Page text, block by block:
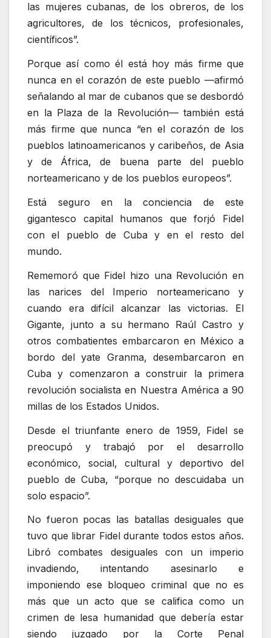
las mujeres cubanas, de los obreros, de los
agricultores, de los técnicos, profesionales,
científicos”.
Porque así como él está hoy más firme que
nunca en el corazón de este pueblo —afirmó
señalando al mar de cubanos que se desbordó
en la Plaza de la Revolución— también está
más firme que nunca “en el corazón de los
pueblos latinoamericanos y caribeños, de Asia
y de África, de buena parte del pueblo
norteamericano y de los pueblos europeos”.
Está seguro en la conciencia de este
gigantesco capital humanos que forjó Fidel
con el pueblo de Cuba y en el resto del
mundo.
Rememoró que Fidel hizo una Revolución en
las narices del Imperio norteamericano y
cuando era difícil alcanzar las victorias. El
Gigante, junto a su hermano Raúl Castro y
otros combatientes embarcaron en México a
bordo del yate Granma, desembarcaron en
Cuba y comenzaron a construir la primera
revolución socialista en Nuestra América a 90
millas de los Estados Unidos.
Desde el triunfante enero de 1959, Fidel se
preocupó y trabajó por el desarrollo
económico, social, cultural y deportivo del
pueblo de Cuba, “porque no descuidaba un
solo espacio”.
No fueron pocas las batallas desiguales que
tuvo que librar Fidel durante todos estos años.
Libró combates desiguales con un imperio
invadiendo, intentando asesinarlo e
imponiendo ese bloqueo criminal que no es
más que un acto que se califica como un
crimen de lesa humanidad que debería estar
siendo juzgado por la Corte Penal